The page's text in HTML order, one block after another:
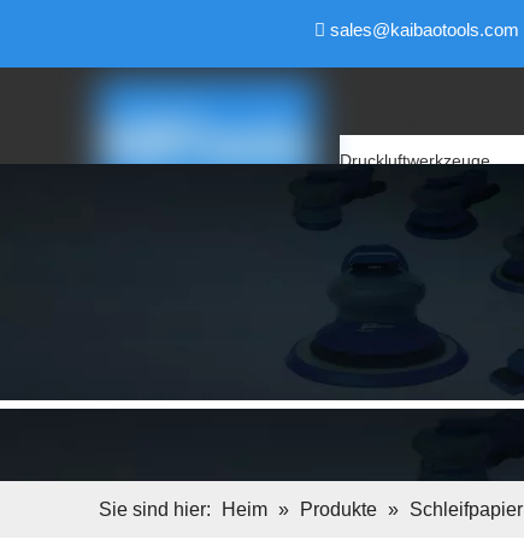
 sales@kaibaotools.com
Druckluftwerkzeuge
Luftbandschleifer
Luftschleifer
Luftbohrer
Air Pencil Grinder
Luftfeile & Luftsägen
Luftschraubendreher
Elektrische Werkzeuge
Schleifblock
Sie sind hier: Heim » Produkte » Schleifpapier